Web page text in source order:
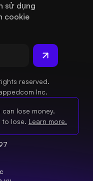
sử dụng
cookie
reserved.
Inc.
lose money.
to lose. Learn more.